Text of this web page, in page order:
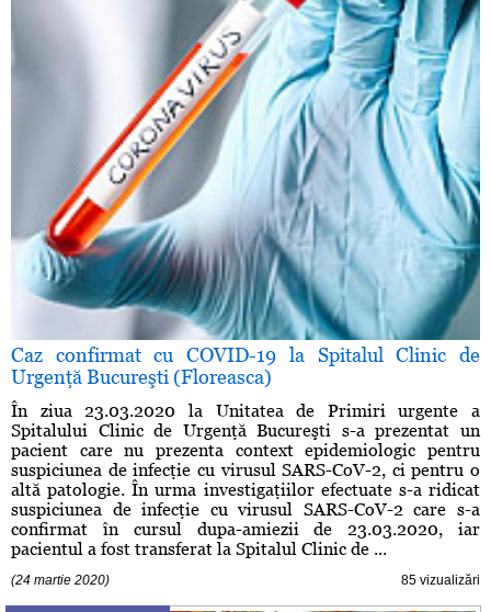
Caz confirmat cu COVID-19 la Spitalul Clinic de
Urgenţă Bucureşti (Floreasca)
În ziua 23.03.2020 la Unitatea de Primiri urgente a
Spitalului Clinic de Urgenţă Bucureşti s-a prezentat un
pacient care nu prezenta context epidemiologic pentru
suspiciunea de infecţie cu virusul SARS-CoV-2, ci pentru o
altă patologie. În urma investigaţiilor efectuate s-a ridicat
suspiciunea de infecţie cu virusul SARS-CoV-2 care s-a
confirmat în cursul dupa-amiezii de 23.03.2020, iar
pacientul a fost transferat la Spitalul Clinic de ...
(24 martie 2020) 85 vizualizări